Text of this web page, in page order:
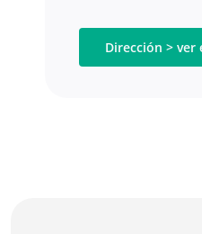
Dirección > ver